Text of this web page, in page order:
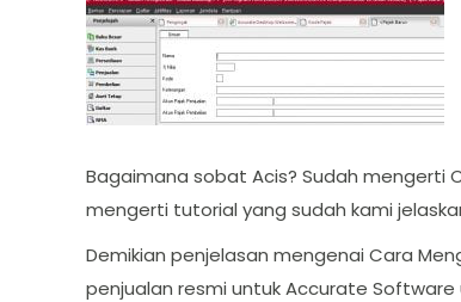
Bagaimana sobat Acis? Sudah mengerti
mengerti tutorial yang sudah kami
Demikian penjelasan mengenai Cara
penjualan resmi untuk Accurate Software